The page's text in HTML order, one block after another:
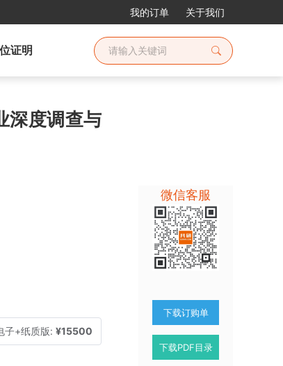
我的订单 关于我们
证明
深度调查与
子+纸质版: ¥15500
微信客服
下载订购单
下载PDF目录